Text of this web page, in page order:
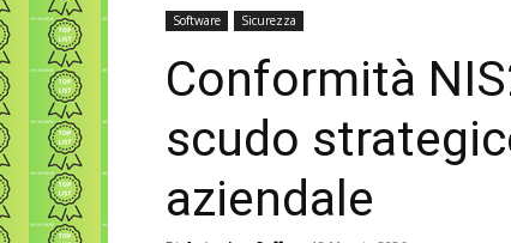
Software Sicurezza
Conformità
scudo
aziendale